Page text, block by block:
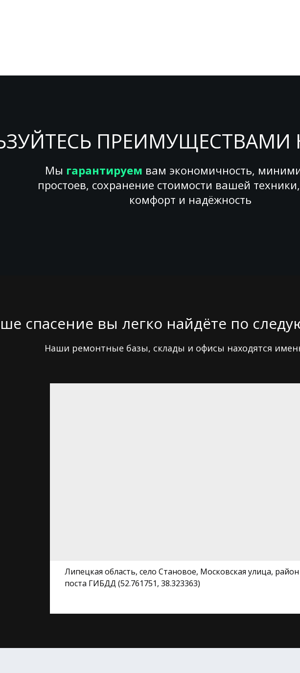
ПРЕИМУЩЕСТВАМИ
Мы гарантируем вам экономичность,
простоев, сохранение стоимости вашей
комфорт и надёжность
спасение вы легко найдёте по
Наши ремонтные базы, склады и офисы находятся
Липецкая область, село Становое, Московская улица, район
поста ГИБДД (52.761751, 38.323363)